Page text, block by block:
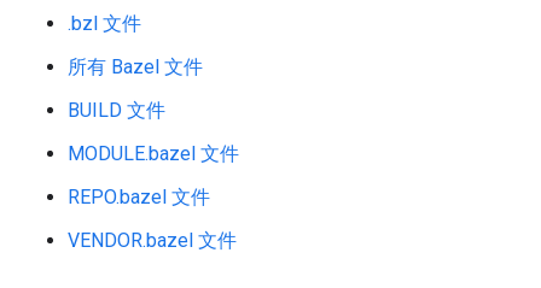
.bzl 文件
所有 Bazel 文件
BUILD 文件
MODULE.bazel 文件
REPO.bazel 文件
VENDOR.bazel 文件